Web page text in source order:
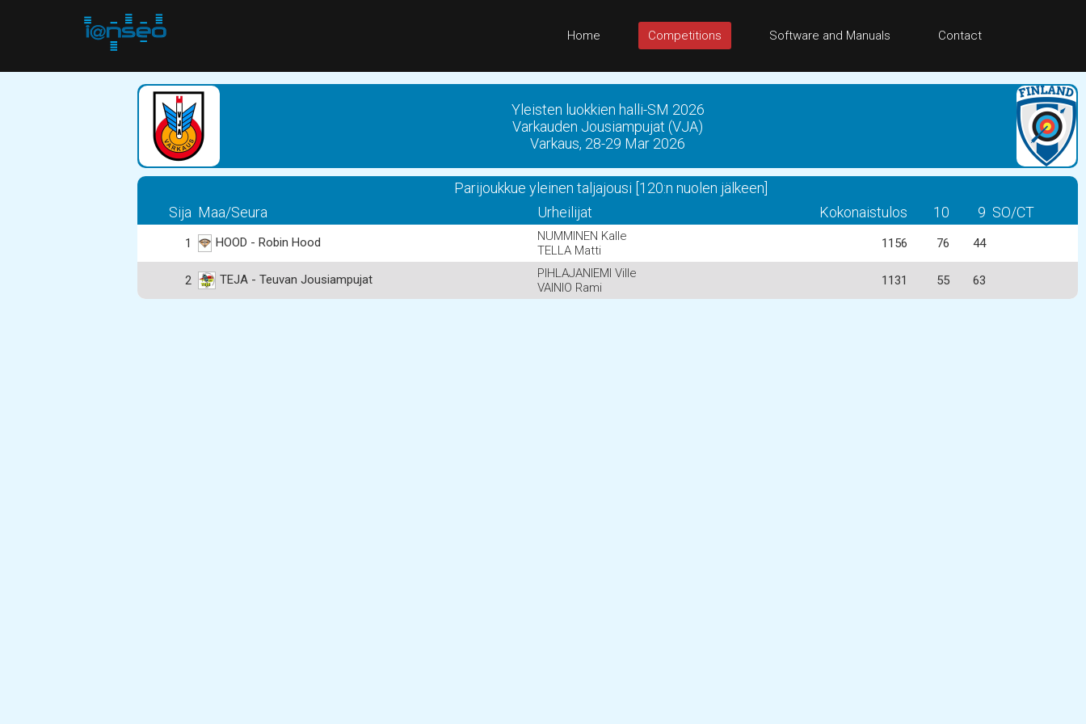
Home Competitions Software and Manuals Contact
Yleisten luokkien halli-SM 2026
Varkauden Jousiampujat (VJA)
Varkaus, 28-29 Mar 2026
Parijoukkue yleinen taljajousi [120:n nuolen jälkeen]
Sija Maa/Seura Urheilijat Kokonaistulos 10 9 SO/CT
1 HOOD - Robin Hood
NUMMINEN Kalle
TELLA Matti
1156 76 44
2 TEJA - Teuvan Jousiampujat
PIHLAJANIEMI Ville
VAINIO Rami
1131 55 63